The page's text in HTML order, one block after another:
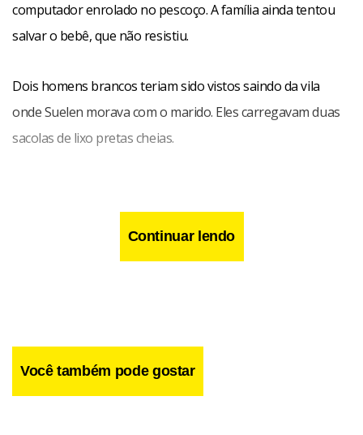
computador enrolado no pescoço. A família ainda tentou
salvar o bebê, que não resistiu.
Dois homens brancos teriam sido vistos saindo da vila
onde Suelen morava com o marido. Eles carregavam duas
sacolas de lixo pretas cheias.
Continuar lendo
Você também pode gostar